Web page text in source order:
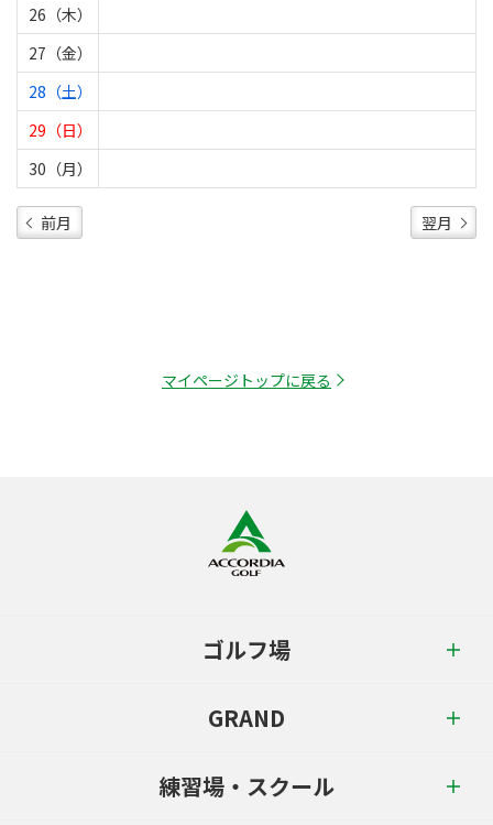
26（木）
27（金）
28（土）
29（日）
30（月）
前月 翌月
マイページトップに戻る
ゴルフ場
GRAND
練習場・スクール